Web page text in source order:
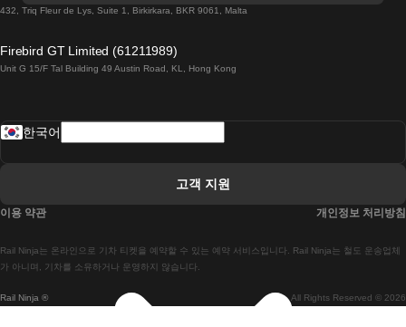
더블린에서 골웨이 열차
로마에서 나폴리 열차
마드리드-리스본 열차
마드리드에서 바르셀로나로 가는 고속 열차
432, Triq Fleur de Lys, Suite 1, Birkirkara, BKR 9061, Malta
Firebird GT Limited (61211989)
Unit G 15/F Tal Building 49 Austin Road, KL, Hong Kong
Rail Ninja ® All Rights Reserved © 2026
Rail Ninja는 온라인으로 기차 티켓을 예약할 수 있는 예약 서비스입니다. Rail Ninja는 철도 운송업체
가 아니며, 기차를 소유하거나 운영하지 않습니다.
한국어
고객 지원
이용 약관 개인정보 처리방침